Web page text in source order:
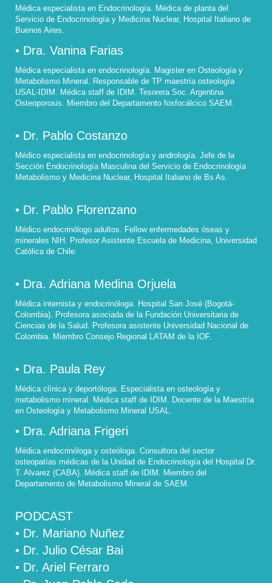
Médica especialista en Endocrinología. Médica de planta del
Servicio de Endocrinología y Medicina Nuclear, Hospital Italiano de
Buenos Aires.
• Dra. Vanina Farias
Médica especialista en endocrinología. Magister en Osteología y
Metabolismo Mineral. Responsable de TP maestría osteología
USAL-IDIM. Médica staff de IDIM. Tesorera Soc. Argentina
Osteoporosis. Miembro del Departamento fosfocálcico SAEM.
• Dr. Pablo Costanzo
Médico especialista en endocrinología y andrología. Jefe de la
Sección Endocrinología Masculina del Servicio de Endocrinología
Metabolismo y Medicina Nuclear, Hospital Italiano de Bs As.
• Dr. Pablo Florenzano
Médico endocrinólogo adultos. Fellow enfermedades óseas y
minerales NIH. Profesor Asistente Escuela de Medicina, Universidad
Católica de Chile.
• Dra. Adriana Medina Orjuela
Médica internista y endocrinóloga. Hospital San José (Bogotá-
Colombia). Profesora asociada de la Fundación Universitaria de
Ciencias de la Salud. Profesora asistente Universidad Nacional de
Colombia. Miembro Consejo Regional LATAM de la IOF.
• Dra. Paula Rey
Médica clínica y deportóloga. Especialista en osteología y
metabolismo mineral. Médica staff de IDIM. Docente de la Maestría
en Osteología y Metabolismo Mineral USAL.
• Dra. Adriana Frigeri
Médica endocrinóloga y osteóloga. Consultora del sector
osteopatías médicas de la Unidad de Endocrinología del Hospital Dr.
T. Alvarez (CABA). Médica staff de IDIM. Miembro del
Departamento de Metabolismo Mineral de SAEM.
PODCAST
• Dr. Mariano Nuñez
• Dr. Julio César Bai
• Dr. Ariel Ferraro